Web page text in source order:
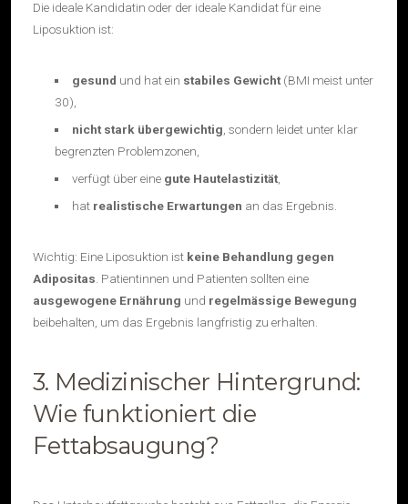
Die ideale Kandidatin oder der ideale Kandidat für eine
Liposuktion ist:
gesund und hat ein stabiles Gewicht(BMI meist unter
30),
nicht stark übergewichtig , sondern leidet unter klar
begrenzten Problemzonen,
verfügt über eine gute Hautelastizität,
hat realistische Erwartungen an das Ergebnis.
Wichtig: Eine Liposuktion ist keine Behandlung gegen
Adipositas . Patientinnen und Patienten sollten eine
ausgewogene Ernährung und regelmässige Bewegung
beibehalten, um das Ergebnis langfristig zu erhalten.
3. Medizinischer Hintergrund:
Wie funktioniert die
Fettabsaugung?